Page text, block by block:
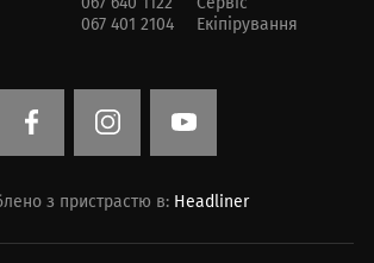
067 401 2104
Екіпірування
з пристрастю в: Headliner